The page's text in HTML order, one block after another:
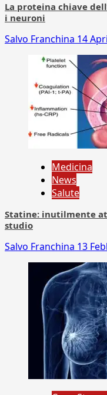
La proteina chiave
i neuroni
Salvo Franchina 14
Medicina
News
Salute
Statine: inutilmente
studio
Salvo Franchina 13